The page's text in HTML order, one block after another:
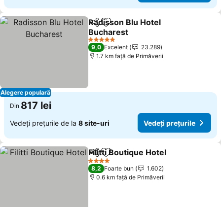
Alegere populară
DistribuițiAdăugaţi la favorite
Radisson Blu Hotel
Bucharest
5 Stele
9,0 Excelent
23.289
1.7 km faţă de Primăverii
Din 817 lei
Vedeți prețurile de la 8 site-uri Vedeți prețurile
DistribuițiAdăugaţi la favorite
Filitti Boutique Hotel
4 Stele
8,2 Foarte bun
1.602
0.6 km faţă de Primăverii